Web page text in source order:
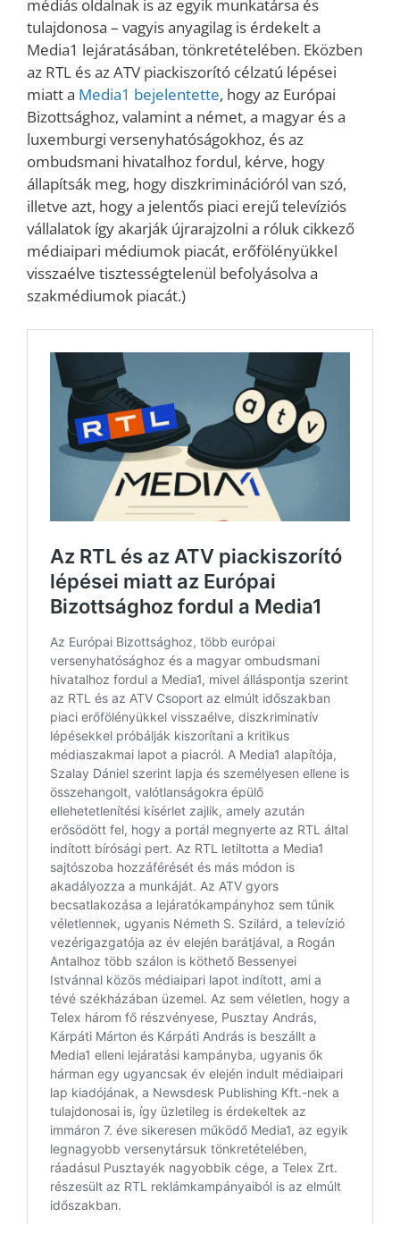
médiás oldalnak is az egyik munkatársa és
tulajdonosa – vagyis anyagilag is érdekelt a
Media1 lejáratásában, tönkretételében. Eközben
az RTL és az ATV piackiszorító célzatú lépései
miatt a Media1 bejelentette, hogy az Európai
Bizottsághoz, valamint a német, a magyar és a
luxemburgi versenyhatóságokhoz, és az
ombudsmani hivatalhoz fordul, kérve, hogy
állapítsák meg, hogy diszkriminációról van szó,
illetve azt, hogy a jelentős piaci erejű televíziós
vállalatok így akarják újrarajzolni a róluk cikkező
médiaipari médiumok piacát, erőfölényükkel
visszaélve tisztességtelenül befolyásolva a
szakmédiumok piacát.)